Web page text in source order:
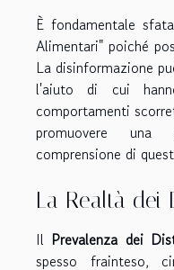
È fondamentale
Alimentari" poiché
La disinformazione
l'aiuto di cui
comportamenti
promuovere una
comprensione di
La Realtà dei
Il Prevalenza dei
spesso frainteso,